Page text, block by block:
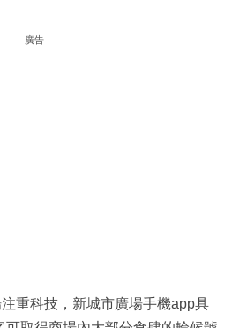
廣告
重科技，新城市廣場手機app具